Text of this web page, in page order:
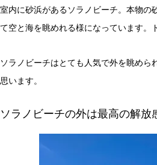
室内に砂浜があるソラノビーチ。本物の
て空と海を眺めれる様になっています。
ソラノビーチはとても人気で外を眺め
思います。
ソラノビーチの外は最高の解放